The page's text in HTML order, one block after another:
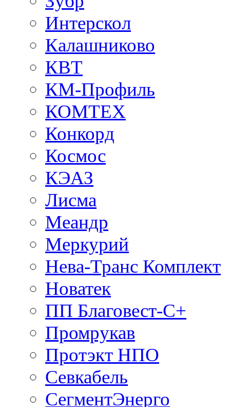
Интерскол
Калашниково
КВТ
КМ-Профиль
КОМТЕХ
Конкорд
Космос
КЭАЗ
Лисма
Меандр
Меркурий
Нева-Транс Комплект
Новатек
ПП Благовест-С+
Промрукав
Протэкт НПО
Севкабель
СегментЭнерго